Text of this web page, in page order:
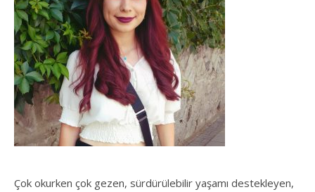
Çok okurken çok gezen, sürdürülebilir yaşamı destekleyen,